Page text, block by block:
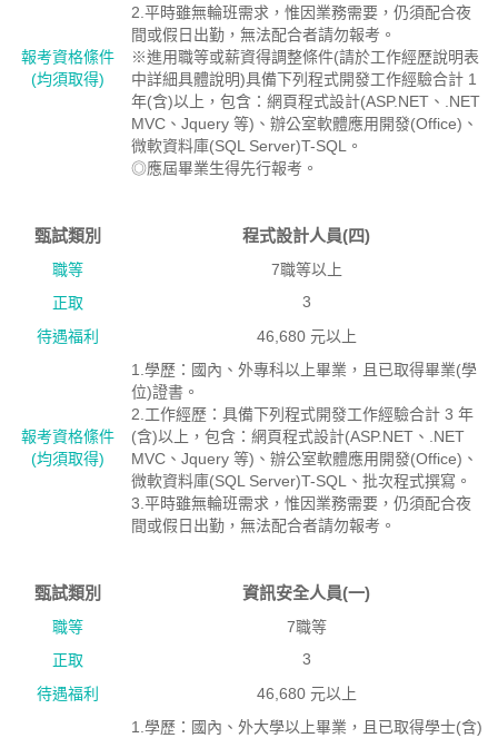
報考資格絛件
(均須取得)
2.平時雖無輪班需求，惟因業務需要，仍須配合夜
間或假日出勤，無法配合者請勿報考。
※進用職等或薪資得調整條件(請於工作經歷說明表
中詳細具體說明)具備下列程式開發工作經驗合計 1
年(含)以上，包含：網頁程式設計(ASP.NET、.NET
MVC、Jquery 等)、辦公室軟體應用開發(Office)、
微軟資料庫(SQL Server)T-SQL。
◎應屆畢業生得先行報考。
甄試類別 程式設計人員(四)
職等
7職等以上
正取
3
待遇福利
46,680 元以上
報考資格絛件
(均須取得)
1.學歷：國內、外專科以上畢業，且已取得畢業(學
位)證書。
2.工作經歷：具備下列程式開發工作經驗合計 3 年
(含)以上，包含：網頁程式設計(ASP.NET、.NET
MVC、Jquery 等)、辦公室軟體應用開發(Office)、
微軟資料庫(SQL Server)T-SQL、批次程式撰寫。
3.平時雖無輪班需求，惟因業務需要，仍須配合夜
間或假日出勤，無法配合者請勿報考。
甄試類別 資訊安全人員(一)
職等
7職等
正取
3
待遇福利
46,680 元以上
1.學歷：國內、外大學以上畢業，且已取得學士(含)